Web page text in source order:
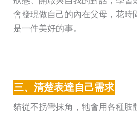
會發現做自己的內在父母，花時
是一件美好的事。
三、清楚表達自己需求
貓從不拐彎抹角，牠會用各種肢